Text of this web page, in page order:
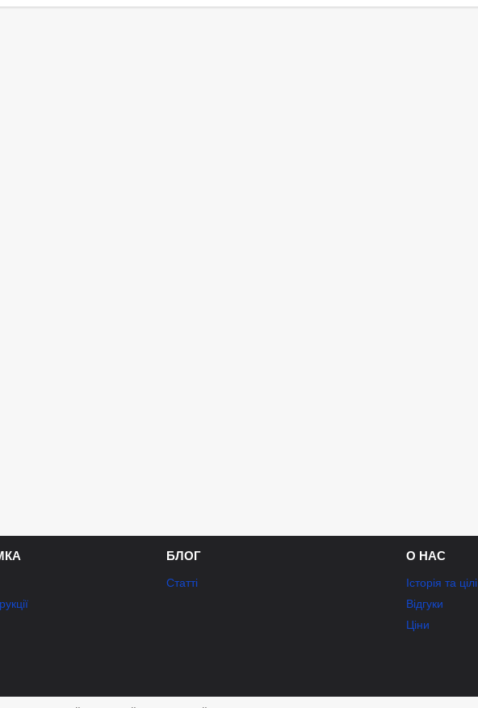
БЛОГ
Статті
О НАС
Історія та цілі
Відгуки
Ціни